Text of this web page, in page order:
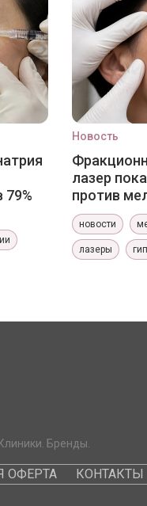
79%
Новость
лазер
против
новости
лазеры
Бренды.
ОФЕРТА КОНТАКТЫ